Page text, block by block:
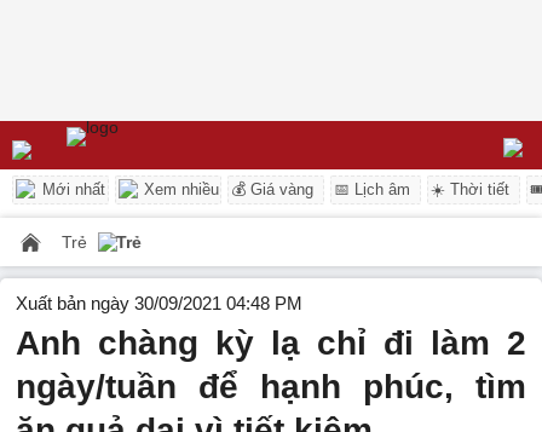
Mới nhất Xem nhiều 💰 Giá vàng 📅 Lịch âm ☀️ Thời tiết
Trẻ Trẻ
Xuất bản ngày 30/09/2021 04:48 PM
Anh chàng kỳ lạ chỉ đi làm 2
ngày/tuần để hạnh phúc, tìm